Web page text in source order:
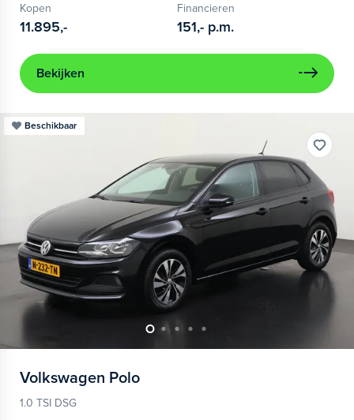
Kopen
11.895,-
Financieren
151,- p.m.
Bekijken
Beschikbaar
Volkswagen Polo
1.0 TSI DSG